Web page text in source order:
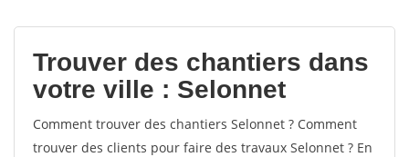
votes
Trouver des chantiers dans
votre ville : Selonnet
Comment trouver des chantiers Selonnet ? Comment
trouver des clients pour faire des travaux Selonnet ? En